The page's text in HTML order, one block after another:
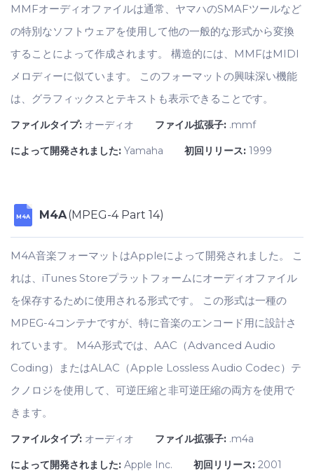
MMFオーディオファイルは通常、ヤマハのSMAFツールなど
の特別なソフトウェアを使用して他の一般的な形式から変換
することによって作成されます。 構造的には、MMFはMIDI
メロディーに似ています。 このフォーマットの興味深い機能
は、グラフィックスとテキストも表示できることです。
ファイルタイプ: オーディオ ファイル拡張子: .mmf
によって開発されました: Yamaha 初回リリース: 1999
M4A M4A(MPEG-4 Part 14)
M4A音楽フォーマットはAppleによって開発されました。 こ
れは、iTunes Storeプラットフォームにオーディオファイル
を保存するために使用される形式です。 この形式は一種の
MPEG-4コンテナですが、特に音楽のエンコード用に設計さ
れています。 M4A形式では、AAC（Advanced Audio
Coding）またはALAC（Apple Lossless Audio Codec）テ
クノロジを使用して、可逆圧縮と非可逆圧縮の両方を使用で
きます。
ファイルタイプ: オーディオ ファイル拡張子: .m4a
によって開発されました: Apple Inc. 初回リリース: 2001